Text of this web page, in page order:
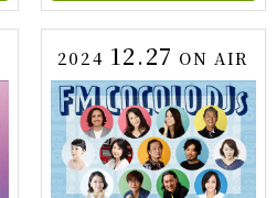
2024 12.27 ON AIR